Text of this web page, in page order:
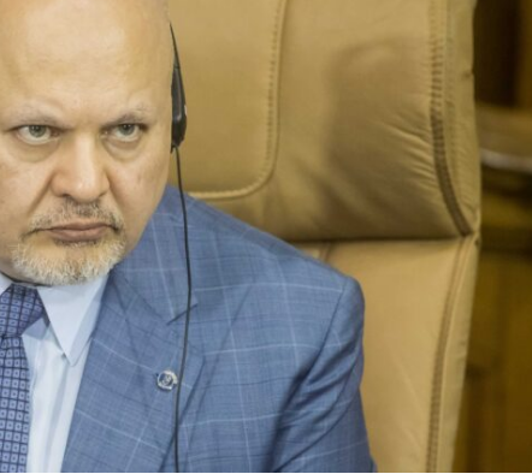
Israel
2026: Das ist
– Moshe Abutbul
Israel
Neue Studie: Auswanderung
Israel erreicht